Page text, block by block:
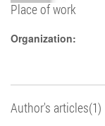
Place of work
Organization:
Author's articles(1)